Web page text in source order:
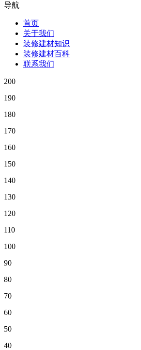
导航
首页
关于我们
装修建材知识
装修建材百科
联系我们
200
190
180
170
160
150
140
130
120
110
100
90
80
70
60
50
40